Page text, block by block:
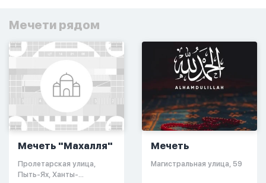
Мечети рядом
Мечеть "Махалля"
Пролетарская улица,
Пыть-Ях, Ханты-
Мечеть
​Магистральная улица, 59